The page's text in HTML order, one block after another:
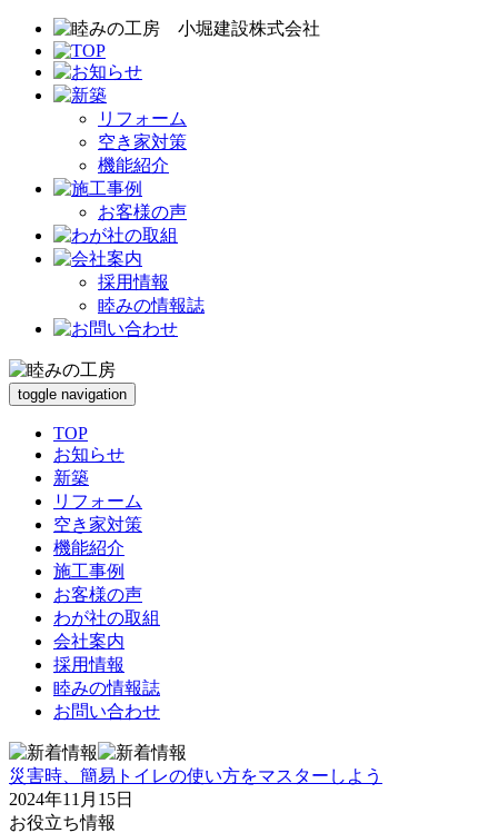
リフォーム
空き家対策
機能紹介
お客様の声
採用情報
睦みの情報誌
toggle navigation
TOP
お知らせ
新築
リフォーム
空き家対策
機能紹介
施工事例
お客様の声
わが社の取組
会社案内
採用情報
睦みの情報誌
お問い合わせ
災害時、簡易トイレの使い方をマスターしよう
2024年11月15日
お役立ち情報